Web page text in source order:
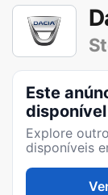
Este
disponível
Explore
disponíveis